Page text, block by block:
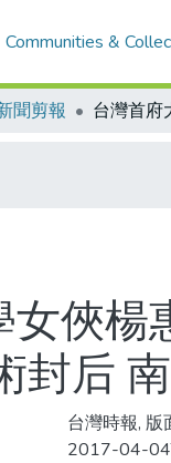
Communities &
聞剪報
女俠楊
封后
台灣時報, 版
2017-04-